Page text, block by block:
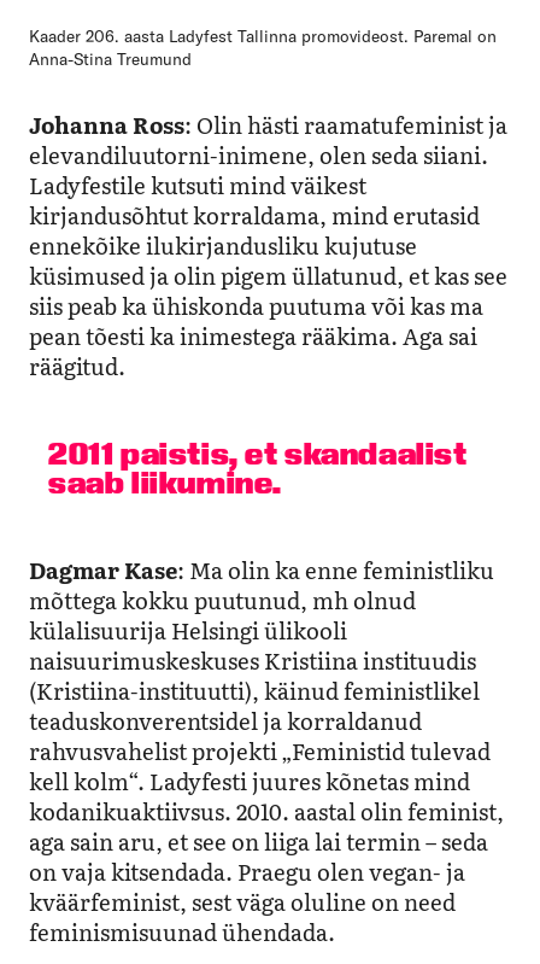
Kaader 206. aasta Ladyfest Tallinna promovideost. Paremal on
Anna-Stina Treumund
Johanna Ross: Olin hästi raamatufeminist ja
elevandiluutorni-inimene, olen seda siiani.
Ladyfestile kutsuti mind väikest
kirjandusõhtut korraldama, mind erutasid
ennekõike ilukirjandusliku kujutuse
küsimused ja olin pigem üllatunud, et kas see
siis peab ka ühiskonda puutuma või kas ma
pean tõesti ka inimestega rääkima. Aga sai
räägitud.
2011 paistis, et skandaalist
saab liikumine.
Dagmar Kase: Ma olin ka enne feministliku
mõttega kokku puutunud, mh olnud
külalisuurija Helsingi ülikooli
naisuurimuskeskuses Kristiina instituudis
(Kristiina-instituutti), käinud feministlikel
teaduskonverentsidel ja korraldanud
rahvusvahelist projekti „Feministid tulevad
kell kolm“. Ladyfesti juures kõnetas mind
kodanikuaktiivsus. 2010. aastal olin feminist,
aga sain aru, et see on liiga lai termin – seda
on vaja kitsendada. Praegu olen vegan- ja
kväärfeminist, sest väga oluline on need
feminismisuunad ühendada.